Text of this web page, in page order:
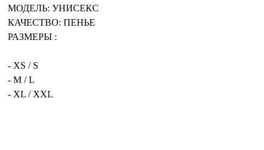
МОДЕЛЬ: УНИСЕКС
КАЧЕСТВО: ПЕНЬЕ
РАЗМЕРЫ :
- XS / S
- M / L
- XL / XXL